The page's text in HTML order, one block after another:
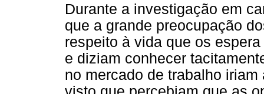
Durante a investigação em
que a grande preocupação
respeito à vida que os
e diziam conhecer
no mercado de trabalho